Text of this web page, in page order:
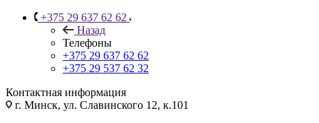
+375 29 637 62 62
Назад
Телефоны
+375 29 637 62 62
+375 29 537 62 32
Контактная информация
г. Минск, ул. Славинского 12, к.101